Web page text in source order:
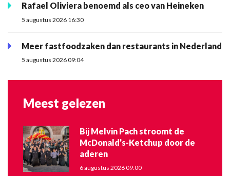
Rafael Oliviera benoemd als ceo van Heineken
5 augustus 2026 16:30
Meer fastfoodzaken dan restaurants in Nederland
5 augustus 2026 09:04
Meest gelezen
Bij Melvin Pach stroomt de
McDonald’s-Ketchup door de
aderen
6 augustus 2026 09:00